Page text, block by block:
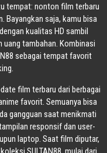
tempat: nonton film terbaru
Bayangkan saja, kamu bisa
kualitas HD sambil
uang tambahan. Kombinasi
sebagai tempat favorit
film terbaru dari berbagai
favorit. Semuanya bisa
gangguan saat menikmati
responsif dan user-
laptop. Saat film diputar,